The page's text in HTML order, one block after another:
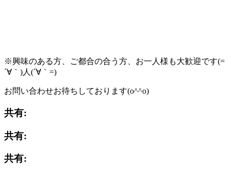
※興味のある方、ご都合の合う方、お一人様も大歓迎です(=
´∀｀)人(´∀｀=)
お問い合わせお待ちしております(o^^o)
共有:
共有:
共有: